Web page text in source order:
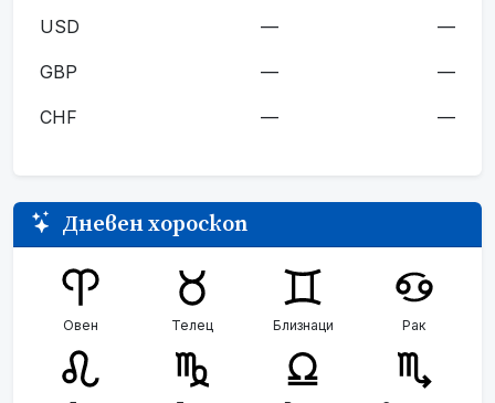
USD — —
GBP — —
CHF — —
Дневен хороскоп
Овен Телец Близнаци Рак